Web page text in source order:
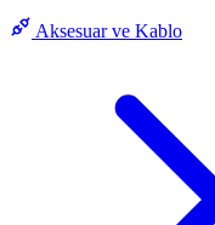
Aksesuar ve Kablo